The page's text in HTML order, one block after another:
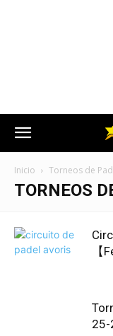
Inicio Torneos de
TORNEOS
【
25-